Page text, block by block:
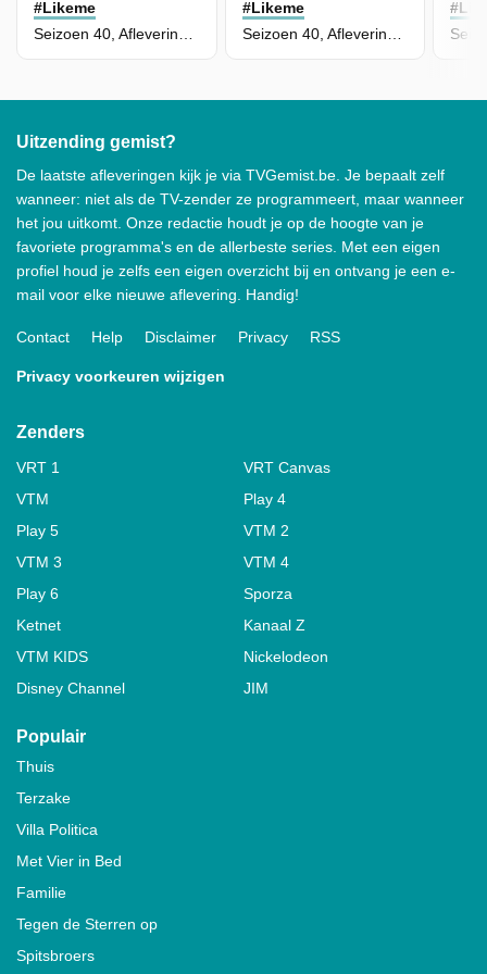
#Likeme
#Likeme
Uitzending gemist?
De laatste afleveringen kijk je via TVGemist.be. Je bepaalt zelf
wanneer: niet als de TV-zender ze programmeert, maar wanneer
het jou uitkomt. Onze redactie houdt je op de hoogte van je
favoriete programma's en de allerbeste series. Met een eigen
profiel houd je zelfs een eigen overzicht bij en ontvang je een e-
mail voor elke nieuwe aflevering. Handig!
Contact Help Disclaimer Privacy RSS
Privacy voorkeuren wijzigen
Zenders
VRT 1
VRT Canvas
VTM
Play 4
Play 5
VTM 2
VTM 3
VTM 4
Play 6
Sporza
Ketnet
Kanaal Z
VTM KIDS
Nickelodeon
Disney Channel
JIM
Populair
Thuis
Terzake
Villa Politica
Met Vier in Bed
Familie
Tegen de Sterren op
Spitsbroers